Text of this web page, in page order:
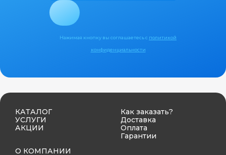
Нажимая кнопку вы соглашаетесь с политикой
конфиденциальности
КАТАЛОГ
УСЛУГИ
АКЦИИ
О КОМПАНИИ
Как заказать?
Доставка
Оплата
Гарантии